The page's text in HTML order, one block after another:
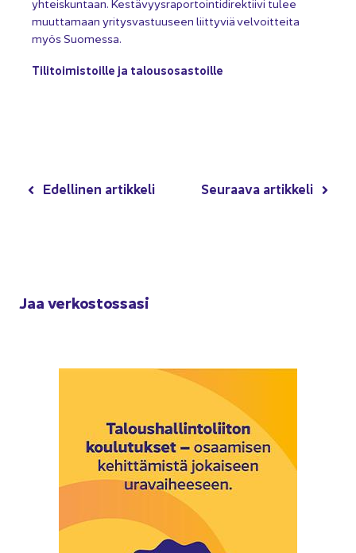
Jaa ver­kos­tos­sa­si
yh­teis­kun­taan. Kes­tä­vyys­ra­por­toin­ti­di­rek­tii­vi tulee
muut­ta­maan yri­tys­vas­tuuseen liit­ty­viä vel­voit­tei­ta
myös Suo­mes­sa.
Ti­li­toi­mis­toil­le ja ta­lous­osas­toil­le
Edel­li­nen ar­tik­ke­li Seu­raa­va ar­tik­ke­li